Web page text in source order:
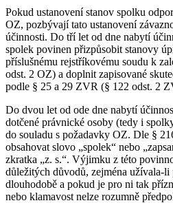
Pokud ustanovení stanov spolku
OZ, pozbývají tato ustanovení
účinnosti. Do tří let od dne nabytí
spolek povinen přizpůsobit stanovy
příslušnému rejstříkovému soudu k
odst. 2 OZ) a doplnit zapisované
podle § 25 a 29 ZVR (§ 122 odst. 2
Do dvou let od ode dne nabytí
dotčené právnické osoby (tedy i
do souladu s požadavky OZ. Dle §
obsahovat slovo „spolek“ nebo
zkratka „z. s.“. Výjimku z této
důležitých důvodů, zejména užívala-li
dlouhodobě a pokud je pro ni tak
nebo klamavost nelze rozumně